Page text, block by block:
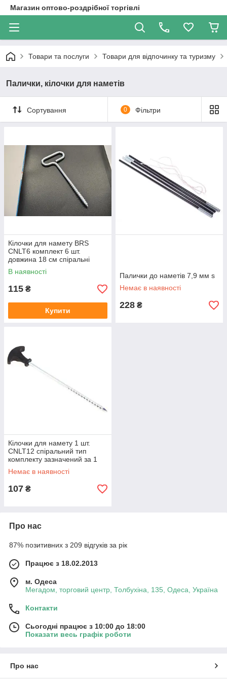
Магазин оптово-роздрібної торгівлі
Товари та послуги Товари для відпочинку та туризму
Палички, кілочки для наметів
Сортування 0 Фільтри
Кілочки для намету BRS
CNLT6 комплект 6 шт.
довжина 18 см спіральні
запчастини намету ціна за 1
шт.
В наявності
115 ₴
Купити
Палички до наметів 7,9 мм s
Немає в наявності
228 ₴
Кілочки для намету 1 шт.
CNLT12 спіральний тип
комплекту зазначений за 1
шт.
Немає в наявності
107 ₴
Про нас
87% позитивних з 209 відгуків за рік
Працює з 18.02.2013
м. Одеса
Мегадом, торговий центр, Толбухіна, 135, Одеса, Україна
Контакти
Сьогодні працює з 10:00 до 18:00
Показати весь графік роботи
Про нас